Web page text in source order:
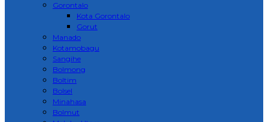
Gorontalo
Kota Gorontalo
Gorut
Manado
Kotamobagu
Sangihe
Bolmong
Boltim
Bolsel
Minahasa
Bolmut